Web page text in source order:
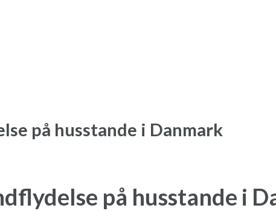
på husstande i Danmark
på husstande i